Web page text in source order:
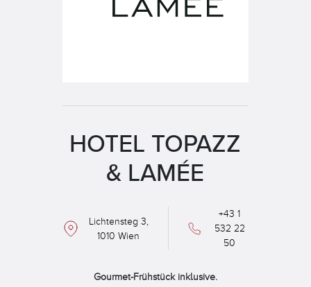
HOTEL TOPAZZ
& LAMÉE
Lichtensteg 3,
1010 Wien
+43 1
532 22
50
Gourmet-Frühstück inklusive.